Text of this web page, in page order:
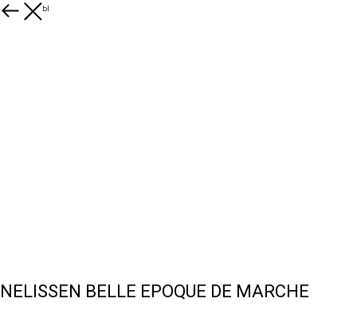
Все товары
NELISSEN BELLE EPOQUE DE MARCHE